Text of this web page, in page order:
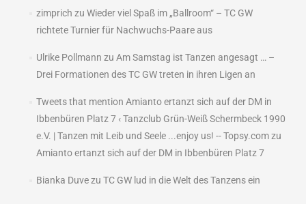
zimprich zu Wieder viel Spaß im „Ballroom“ – TC GW
richtete Turnier für Nachwuchs-Paare aus
Ulrike Pollmann zu Am Samstag ist Tanzen angesagt … –
Drei Formationen des TC GW treten in ihren Ligen an
Tweets that mention Amianto ertanzt sich auf der DM in
Ibbenbüren Platz 7 ‹ Tanzclub Grün-Weiß Schermbeck 1990
e.V. | Tanzen mit Leib und Seele ...enjoy us! -- Topsy.comzu
Amianto ertanzt sich auf der DM in Ibbenbüren Platz 7
Bianka Duvezu TC GW lud in die Welt des Tanzens ein